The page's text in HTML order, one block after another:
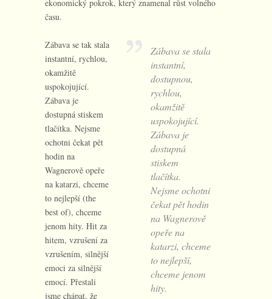
ekonomický pokrok, který znamenal růst volného
času.
Zábava se stala
instantní,
dostupnou,
rychlou,
okamžitě
uspokojující.
Zábava je
dostupná
stiskem
tlačítka.
Nejsme ochotni
čekat pět hodin
na Wagnerově
opeře na
katarzi, chceme
to nejlepší,
chceme jenom
hity.
Zábava se tak stala
instantní, rychlou,
okamžitě
uspokojující.
Zábava je
dostupná stiskem
tlačítka. Nejsme
ochotni čekat pět
hodin na
Wagnerově opeře
na katarzi, chceme
to nejlepší (the
best of), chceme
jenom hity. Hit za
hitem, vzrušení za
vzrušením, silnější
emoci za silnější
emocí. Přestali
jsme chápat, že